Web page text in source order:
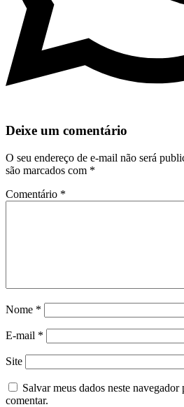
Deixe um comentário
O seu endereço de e-mail não será
são marcados com *
Comentário *
Nome *
E-mail *
Site
Salvar meus dados neste
comentar.